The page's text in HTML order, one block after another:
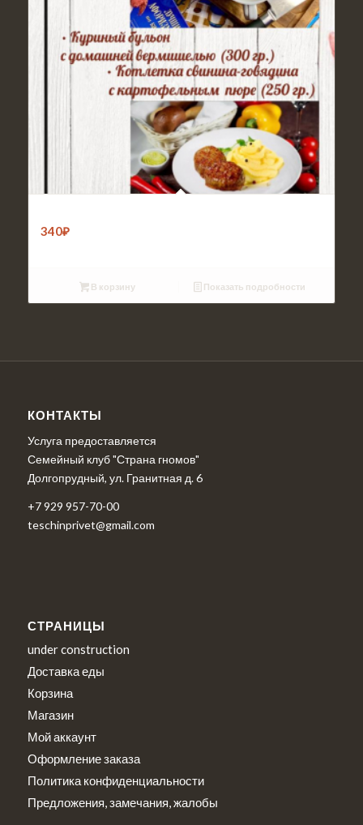
340₽
В корзину Показать подробности
КОНТАКТЫ
Услуга предоставляется
Семейный клуб "Страна гномов"
Долгопрудный, ул. Гранитная д. 6
+7 929 957-70-00
teschinprivet@gmail.com
СТРАНИЦЫ
under construction
Доставка еды
Корзина
Магазин
Мой аккаунт
Оформление заказа
Политика конфиденциальности
Предложения, замечания, жалобы